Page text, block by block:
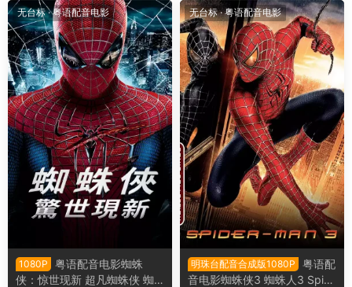
der-Man: Homecoming
Amazing Spider-Man 2
无台标·粤语配音电影
1080P
粤语配音电影蜘蛛
侠：惊世现新 超凡蜘蛛侠 蜘
无台标·粤语配音电影
明珠台配音合成版1080P
粤语配
音电影蜘蛛侠3 蜘蛛人3 Spid